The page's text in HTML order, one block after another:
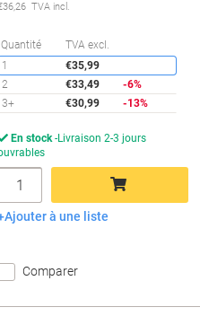
TVA incl.
Quantité TVA excl.
1
€35,99
2
€33,49
-6%
3+
€30,99 -13%
En stock Livraison 2-3 jours
Ajouter au panier
Ajouter à une liste
Comparer